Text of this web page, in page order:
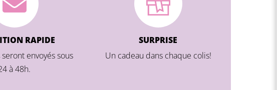
RAPIDE
envoyés sous
à 48h.
SURPRISE
Un cadeau dans chaque colis!